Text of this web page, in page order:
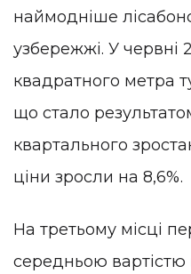
наймодніше
узбережжі. У червні
квадратного метра
що стало
квартального
ціни зросли на 8,6%.
На третьому місці
середньою